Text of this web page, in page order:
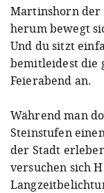
Martinshorn der
herum bewegt
Und du sitzt
bemitleidest die
Feierabend an.
Während man
Steinstufen
der Stadt
versuchen sich